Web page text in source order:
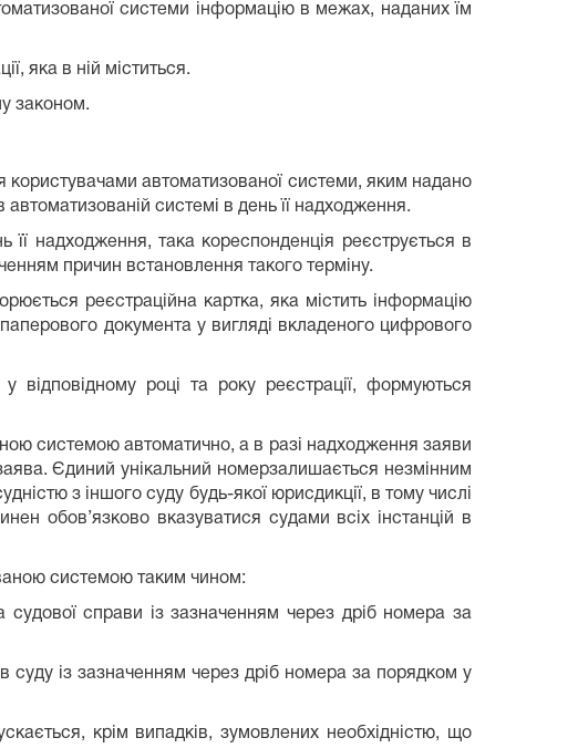
системи інформацію в межах, наданих їм
яка в ній міститься.
законом.
користувачами автоматизованої системи, яким надано
автоматизованій системі в день її надходження.
її надходження, така кореспонденція реєструється в
причин встановлення такого терміну.
реєстраційна картка, яка містить інформацію
документа у вигляді вкладеного цифрового
році та року реєстрації, формуються
системою автоматично, а в разі надходження заяви
Єдиний унікальний номерзалишається незмінним
з іншого суду будь-якої юрисдикції, в тому числі
обов’язково вказуватися судами всіх інстанцій в
системою таким чином:
справи із зазначенням через дріб номера за
суду із зазначенням через дріб номера за порядком у
крім випадків, зумовлених необхідністю, що